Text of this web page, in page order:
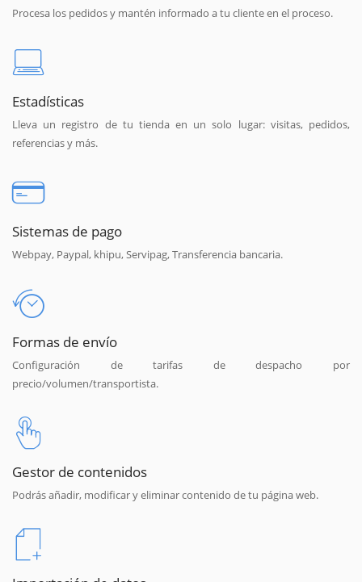
Procesa los pedidos y mantén informado a tu cliente en el proceso.
Estadísticas
Lleva un registro de tu tienda en un solo lugar: visitas, pedidos,
referencias y más.
Sistemas de pago
Webpay, Paypal, khipu, Servipag, Transferencia bancaria.
Formas de envío
Configuración de tarifas de despacho por
precio/volumen/transportista.
Gestor de contenidos
Podrás añadir, modificar y eliminar contenido de tu página web.